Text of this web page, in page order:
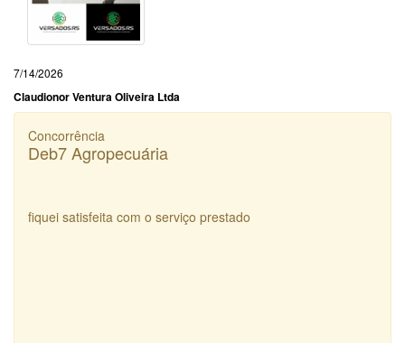
7/14/2026
Claudionor Ventura Oliveira Ltda
Concorrência
Deb7 Agropecuária
fiquei satisfeita com o serviço prestado